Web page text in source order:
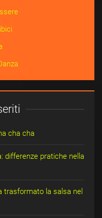
cha cha
differenze pratiche nella
trasformato la salsa nel